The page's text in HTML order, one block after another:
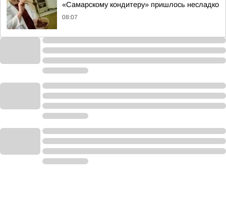
«Самарскому кондитеру» пришлось несладко
08:07